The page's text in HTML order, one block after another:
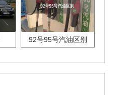
92号95号汽油区别